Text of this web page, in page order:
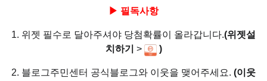
▶ 필독사항
1. 위젯 필수로 달아주셔야 당첨확률이 올라갑니다.(위젯설
치하기 > )
2. 블로그주민센터 공식블로그와 이웃을 맺어주세요. (이웃